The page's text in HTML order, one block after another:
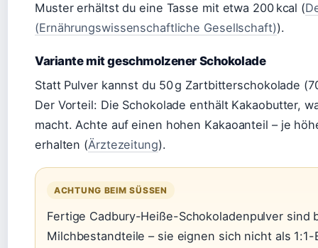
Muster erhältst du eine Tasse mit etwa 200 kcal (
(Ernährungswissenschaftliche Gesellschaft)).
Variante mit geschmolzener Schokolade
Statt Pulver kannst du 50 g Zartbitterschokolade
Der Vorteil: Die Schokolade enthält Kakaobutter,
macht. Achte auf einen hohen Kakaoanteil – je
erhalten (Ärztezeitung).
ACHTUNG BEIM SÜSSEN
Fertige Cadbury-Heiße-Schokoladenpulver
Milchbestandteile – sie eignen sich nicht als